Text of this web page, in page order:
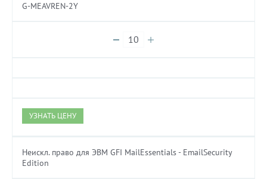
G-MEAVREN-2Y
УЗНАТЬ ЦЕНУ
Неискл. право для ЭВМ GFI MailEssentials - EmailSecurity
Edition